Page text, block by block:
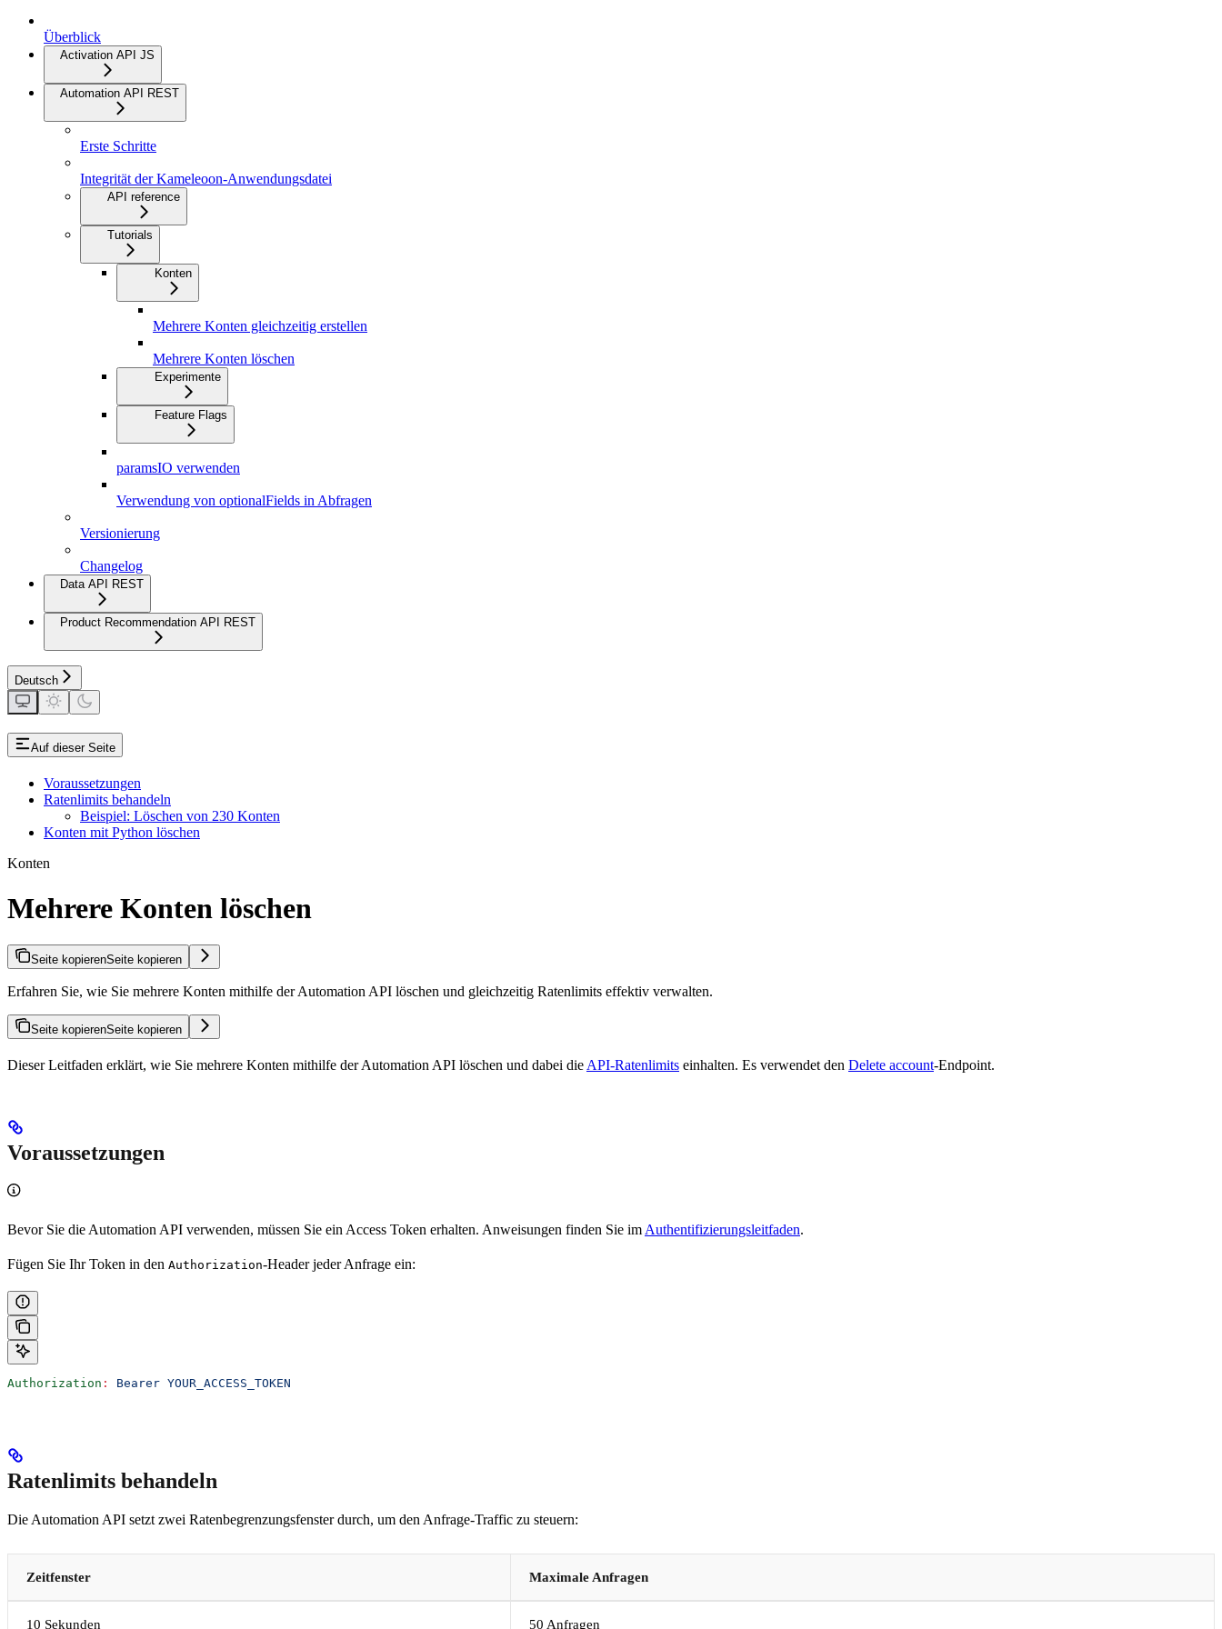
Überblick
Activation API JS
Automation API REST
Erste Schritte
Integrität der Kameleoon-Anwendungsdatei
API reference
Tutorials
Konten
Mehrere Konten gleichzeitig erstellen
Mehrere Konten löschen
Experimente
Feature Flags
paramsIO verwenden
Verwendung von optionalFields in Abfragen
Versionierung
Changelog
Data API REST
Product Recommendation API REST
Deutsch
Auf dieser Seite
Voraussetzungen
Ratenlimits behandeln
Beispiel: Löschen von 230 Konten
Konten mit Python löschen
Konten
Mehrere Konten löschen
Seite kopierenSeite kopieren
Erfahren Sie, wie Sie mehrere Konten mithilfe der Automation API löschen und gleichzeitig Ratenlimits effektiv verwalten.
Seite kopierenSeite kopieren
Dieser Leitfaden erklärt, wie Sie mehrere Konten mithilfe der Automation API löschen und dabei die API-Ratenlimits einhalten. Es verwendet den Delete account-Endpoint.
Voraussetzungen
Bevor Sie die Automation API verwenden, müssen Sie ein Access Token erhalten. Anweisungen finden Sie im Authentifizierungsleitfaden.
Fügen Sie Ihr Token in den Authorization-Header jeder Anfrage ein:
Authorization : Bearer YOUR_ACCESS_TOKEN
Ratenlimits behandeln
Die Automation API setzt zwei Ratenbegrenzungsfenster durch, um den Anfrage-Traffic zu steuern:
Zeitfenster Maximale Anfragen
10 Sekunden 50 Anfragen